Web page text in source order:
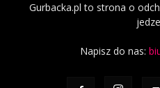
Gurbacka.pl to strona o
Napisz do nas: